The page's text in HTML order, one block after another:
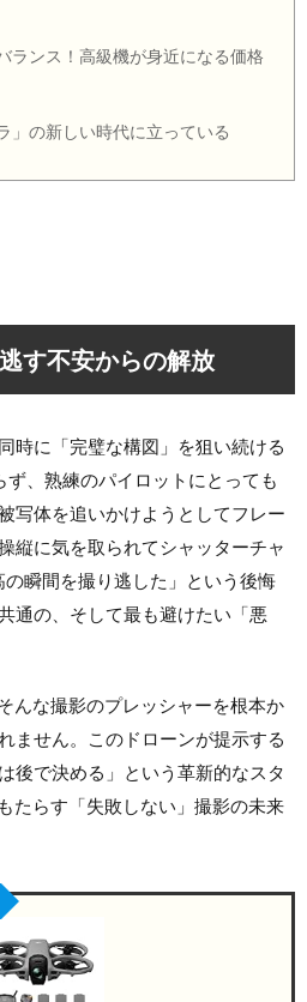
ランス！高級機が身近になる価格
」の新しい時代に立っている
す不安からの解放
時に「完璧な構図」を狙い続ける
、熟練のパイロットにとっても
写体を追いかけようとしてフレー
縦に気を取られてシャッターチャ
瞬間を撮り逃した」という後悔
通の、そして最も避けたい「悪
んな撮影のプレッシャーを根本か
ません。このドローンが提示する
後で決める」という革新的なスタ
たらす「失敗しない」撮影の未来